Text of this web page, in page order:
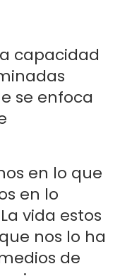
capacidad
se enfoca
en lo que
en lo
vida estos
nos lo ha
de